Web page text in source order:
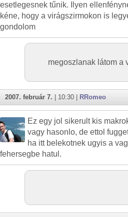
esetlegesnek tűnik. Ilyen
kéne, hogy a virágszirmokon is
gondolom
megoszlanak látom a
2007. február 7. | 10:30 | RRomeo
Ez egy jol sikerult kis
vagy hasonlo, de ettol
ha itt belekotnek ugyis a
fehersegbe hatul.